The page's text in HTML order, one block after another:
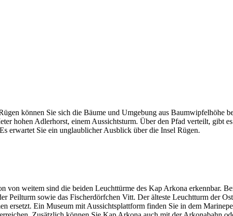
können Sie sich die Bäume und Umgebung aus Baumwipfelhöhe
hohen Adlerhorst, einem Aussichtsturm. Über den Pfad verteilt, gibt
erwartet Sie ein unglaublicher Ausblick über die Insel Rügen.
von weitem sind die beiden Leuchttürme des Kap Arkona erkennbar.
Peilturm sowie das Fischerdörfchen Vitt. Der älteste Leuchtturm der
ersetzt. Ein Museum mit Aussichtsplattform finden Sie in dem